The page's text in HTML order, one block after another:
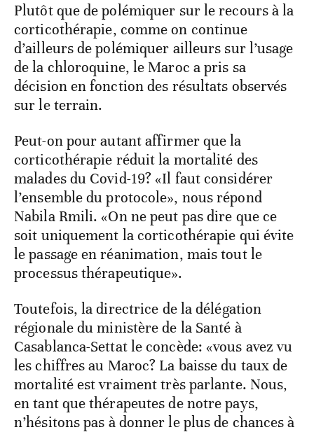
Plutôt que de polémiquer sur le recours à la
corticothérapie, comme on continue
d’ailleurs de polémiquer ailleurs sur l’usage
de la chloroquine, le Maroc a pris sa
décision en fonction des résultats observés
sur le terrain.
Peut-on pour autant affirmer que la
corticothérapie réduit la mortalité des
malades du Covid-19? «Il faut considérer
l’ensemble du protocole», nous répond
Nabila Rmili. «On ne peut pas dire que ce
soit uniquement la corticothérapie qui évite
le passage en réanimation, mais tout le
processus thérapeutique».
Toutefois, la directrice de la délégation
régionale du ministère de la Santé à
Casablanca-Settat le concède: «vous avez vu
les chiffres au Maroc? La baisse du taux de
mortalité est vraiment très parlante. Nous,
en tant que thérapeutes de notre pays,
n’hésitons pas à donner le plus de chances à